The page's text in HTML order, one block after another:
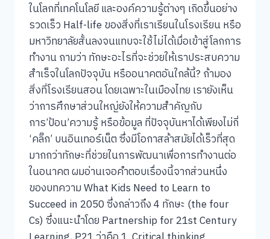
ในโลกที่เทคโนโลยี และองค์ความรู้ต่างๆ เกิดขึ้นอย่าง
รวดเร็ว Half-life ของสิ่งที่เราเรียนในโรงเรียน หรือ
มหาวิทยาลัยสั้นลงจนแทบจะใช้ไม่ได้เมื่อเข้าสู่โลกการ
ทำงาน ถามว่า ทักษะอะไรที่จะช่วยให้เราประสบความ
สำเร็จในโลกปัจจุบัน หรืออนาคตอันใกล้นี้? ถ้ามอง
สิ่งที่โรงเรียนสอน โดยเฉพาะในเมืองไทย เรายังเห็น
ว่าการศึกษาส่วนใหญ่ยังให้ความสำคัญกับ
การ’ป้อน’ความรู้ หรือข้อมูล ที่ปัจจุบันหาได้เพียงไม่กี่
‘คลิ๊ก’ บนอินเทอร์เน็ต ซึ่งมีโอกาสล้าสมัยได้เร็วที่สุด
มากกว่าทักษะที่ช่วยในการพัฒนาเพื่อการทำงานต่อ
ในอนาคต ผมอ่านเจอคำตอบเรื่องนี้จากส่วนหนึ่ง
ของบทความ What Kids Need to Learn to
Succeed in 2050 ซึ่งกล่าวถึง 4 ทักษะ (the four
Cs) ซึ่งแนะนำโดย Partnership for 21st Century